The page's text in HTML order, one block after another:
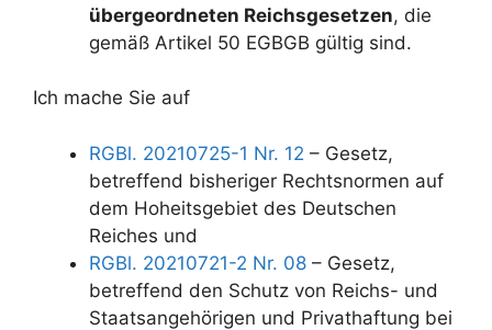
übergeordneten Reichsgesetzen, die
gemäß Artikel 50 EGBGB gültig sind.
Ich mache Sie auf
RGBl. 20210725-1 Nr. 12 – Gesetz,
betreffend bisheriger Rechtsnormen auf
dem Hoheitsgebiet des Deutschen
Reiches und
RGBl. 20210721-2 Nr. 08 – Gesetz,
betreffend den Schutz von Reichs- und
Staatsangehörigen und Privathaftung bei